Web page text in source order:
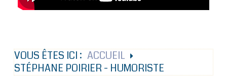
VOUS ÊTES ICI : ACCUEIL
STÉPHANE POIRIER - HUMORISTE